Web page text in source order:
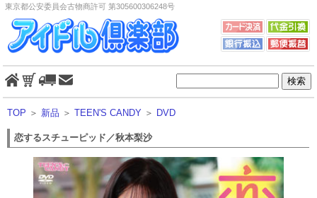
東京都公安委員会古物商許可 第305600306248号
TOP ＞ 新品 ＞TEEN'S CANDY ＞ DVD
恋するスチューピッド／秋本梨沙